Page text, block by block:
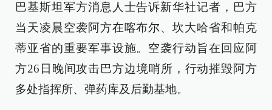
巴基斯坦军方消息人士告诉新华社记者，巴方
当天凌晨空袭阿方在喀布尔、坎大哈省和帕克
蒂亚省的重要军事设施。空袭行动旨在回应阿
方26日晚间攻击巴方边境哨所，行动摧毁阿方
多处指挥所、弹药库及后勤基地。